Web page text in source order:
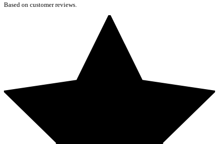
Based on customer reviews.